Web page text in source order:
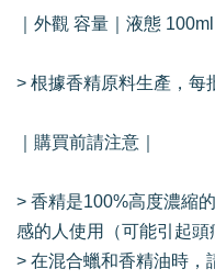
｜外觀 容量｜液態 100ml
> 根據香精原料生產，每
｜購買前請注意｜
> 香精是100%高度濃縮
感的人使用（可能引起頭
> 在混合蠟和香精油時，